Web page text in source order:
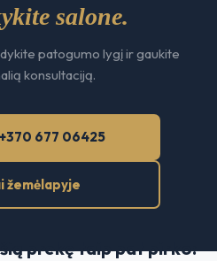
salone.
patogumo lygį ir gaukite
konsultaciją.
677 06425
žemėlapyje
prekę taip pat pirko: